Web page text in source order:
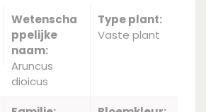
Wetenscha
ppelijke
naam:
Aruncus
dioicus
Type plant:
Vaste plant